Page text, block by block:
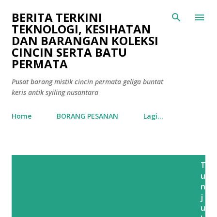
Langkau ke kandungan utama
BERITA TERKINI
TEKNOLOGI, KESIHATAN
DAN BARANGAN KOLEKSI
CINCIN SERTA BATU
PERMATA
Pusat barang mistik cincin permata geliga buntat
keris antik syiling nusantara
Home BORANG PESANAN Lagi…
T
u
n
j
u